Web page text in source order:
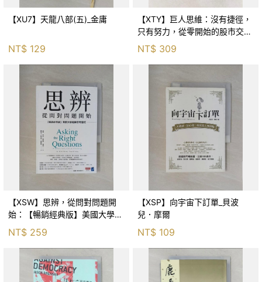
【XU7】天龍八部(五)_金庸
NT$ 129
【XTY】巨人思維：沒有捷徑，
只有努力，從零開始的股市交易
員_巨人傑
NT$ 309
【XSW】思辨，從問對問題開
始：【暢銷經典版】美國大學邏
輯思考聖經_尼爾．布朗, 史都
華．基里, 羅耀宗, 蔡宏明, 黃賓
NT$ 259
【XSP】向宇宙下訂單_貝波
兒．摩爾
NT$ 109